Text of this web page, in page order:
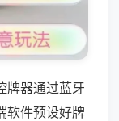
牌器通过蓝牙
软件预设好牌